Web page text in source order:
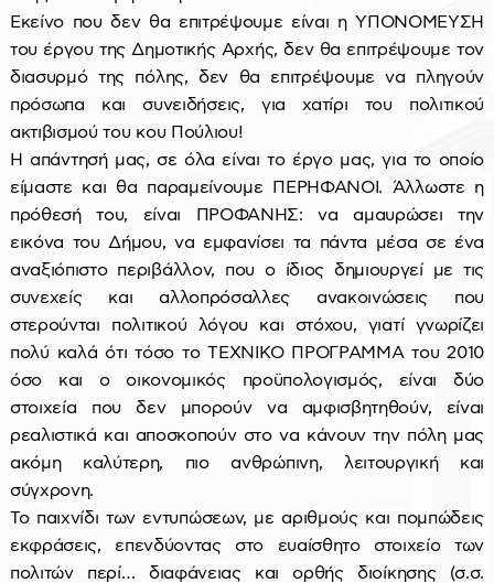
Εκείνο που δεν θα επιτρέψουμε είναι η ΥΠΟΝΟΜΕΥΣΗ
του έργου της Δημοτικής Αρχής, δεν θα επιτρέψουμε τον
διασυρμό της πόλης, δεν θα επιτρέψουμε να πληγούν
πρόσωπα και συνειδήσεις, για χατίρι του πολιτικού
ακτιβισμού του κου Πούλιου!
Η απάντησή μας, σε όλα είναι το έργο μας, για το οποίο
είμαστε και θα παραμείνουμε ΠΕΡΗΦΑΝΟΙ. Άλλωστε η
πρόθεσή του, είναι ΠΡΟΦΑΝΗΣ: να αμαυρώσει την
εικόνα του Δήμου, να εμφανίσει τα πάντα μέσα σε ένα
αναξιόπιστο περιβάλλον, που ο ίδιος δημιουργεί με τις
συνεχείς και αλλοπρόσαλλες ανακοινώσεις που
στερούνται πολιτικού λόγου και στόχου, γιατί γνωρίζει
πολύ καλά ότι τόσο το ΤΕΧΝΙΚΟ ΠΡΟΓΡΑΜΜΑ του 2010
όσο και ο οικονομικός προϋπολογισμός, είναι δύο
στοιχεία που δεν μπορούν να αμφισβητηθούν, είναι
ρεαλιστικά και αποσκοπούν στο να κάνουν την πόλη μας
ακόμη καλύτερη, πιο ανθρώπινη, λειτουργική και
σύγχρονη.
Το παιχνίδι των εντυπώσεων, με αριθμούς και πομπώδεις
εκφράσεις, επενδύοντας στο ευαίσθητο στοιχείο των
πολιτών περί… διαφάνειας και ορθής διοίκησης (σ.σ.